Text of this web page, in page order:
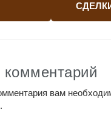
комментарий
вам
.